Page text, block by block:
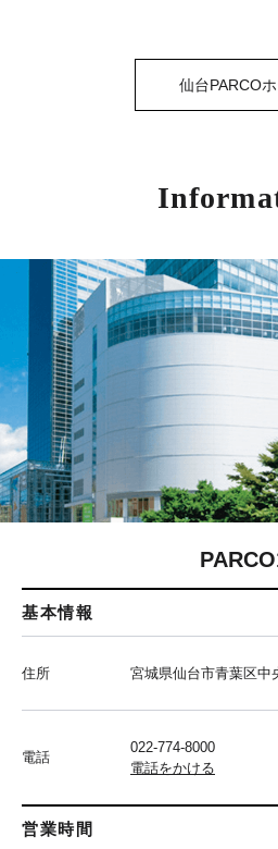
仙台PARCO
基本情報
住所 宮城県仙台市青葉区中
電話
022-774-8000
電話をかける
営業時間